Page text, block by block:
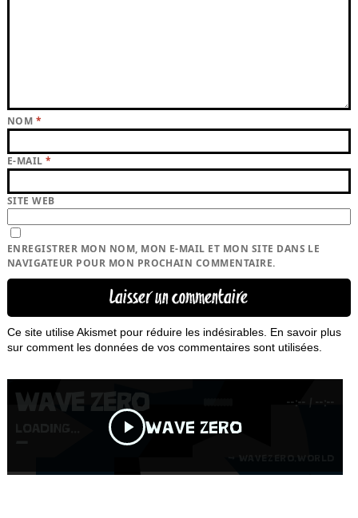
NOM *
E-MAIL*
SITE WEB
ENREGISTRER MON NOM, MON E-MAIL ET MON SITE DANS LE
NAVIGATEUR POUR MON PROCHAIN COMMENTAIRE.
Ce site utilise Akismet pour réduire les indésirables. En savoir plus
sur comment les données de vos commentaires sont utilisées.